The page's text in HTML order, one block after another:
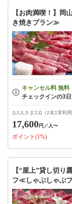
【お肉満喫！】
き焼きプラン≫
お1人さま1泊（2名1室利
17,600円 ／人〜
ポイント(1%)
【“屋上”貸し切
フ≪しゃぶしゃぶ